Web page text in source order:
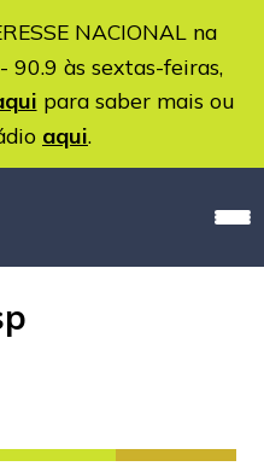
NACIONAL na
90.9 às sextas-feiras,
para saber mais ou
aqui.